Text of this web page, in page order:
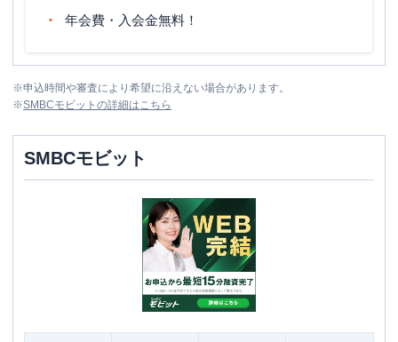
年会費・入会金無料！
※申込時間や審査により希望に沿えない場合があります。
※SMBCモビット の詳細はこちら
SMBCモビット